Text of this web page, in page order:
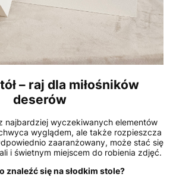
– raj dla miłośników
deserów
najbardziej wyczekiwanych elementów
wyglądem, ale także rozpieszcza
zaaranżowany, może stać się
i świetnym miejscem do robienia zdjęć.
znaleźć się na słodkim stole?